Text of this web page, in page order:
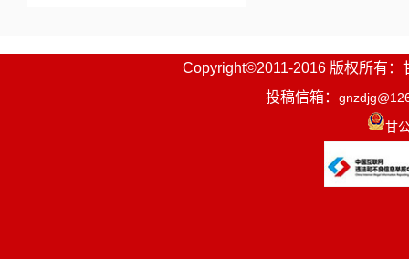
Copyright©2011-2016 版权所有：
投稿信箱：
甘